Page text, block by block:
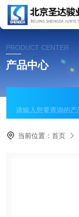
PRODUCT CENTER
产品中心
当前位置：首页